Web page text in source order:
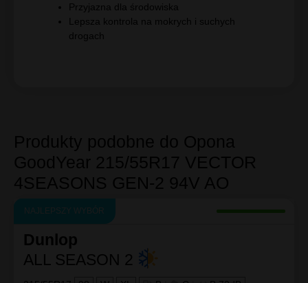
Przyjazna dla środowiska
Lepsza kontrola na mokrych i suchych
drogach
NAJLEPSZY WYBÓR
Dunlop
ALL SEASON 2